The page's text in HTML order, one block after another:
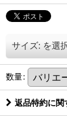
サイズ: を選
数量:
返品特約に関